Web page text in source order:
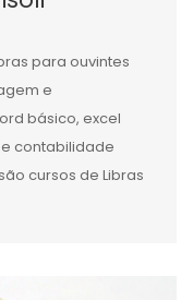
para ouvintes
e
básico, excel
contabilidade
cursos de Libras